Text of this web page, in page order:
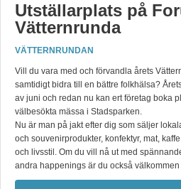
Utställarplats på
Vätternrunda
VÄTTERNRUNDAN
Vill du vara med och förvandla årets
samtidigt bidra till en bättre folkhälsa?
av juni och redan nu kan ert företag boka
välbesökta mässa i Stadsparken.
Nu är man på jakt efter dig som säljer
och souvenirprodukter, konfektyr, mat,
och livsstil. Om du vill nå ut med
andra happenings är du också